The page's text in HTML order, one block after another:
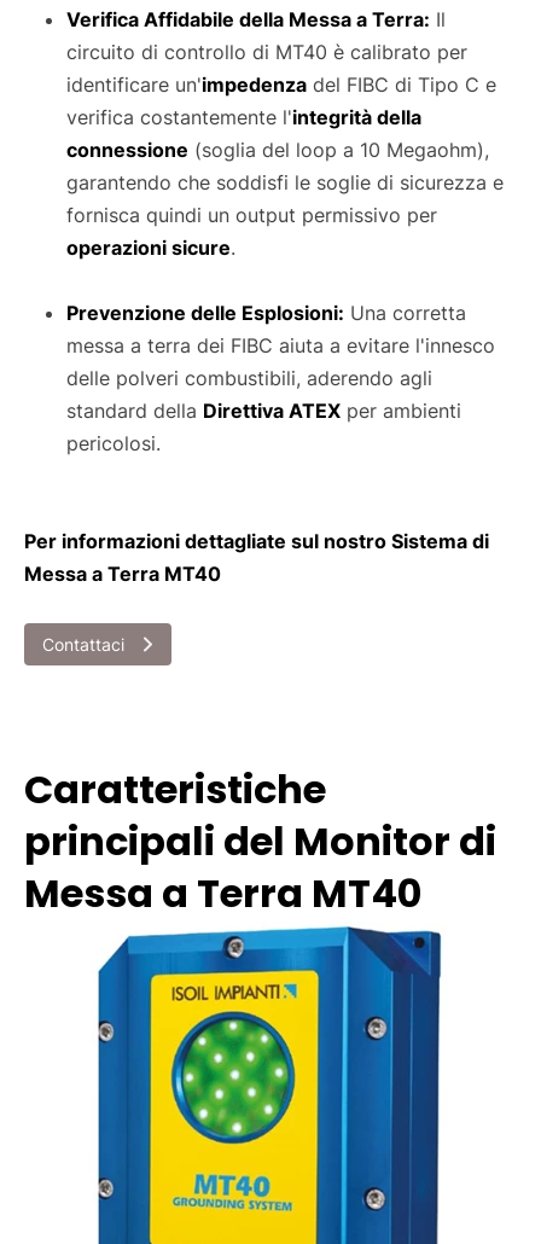
Verifica Affidabile della Messa a Terra: Il
circuito di controllo di MT40 è calibrato per
identificare un'impedenza del FIBC di Tipo C e
verifica costantemente l'integrità della
connessione (soglia del loop a 10 Megaohm),
garantendo che soddisfi le soglie di sicurezza e
fornisca quindi un output permissivo per
operazioni sicure.
Prevenzione delle Esplosioni: Una corretta
messa a terra dei FIBC aiuta a evitare l'innesco
delle polveri combustibili, aderendo agli
standard della Direttiva ATEX per ambienti
pericolosi.
Per informazioni dettagliate sul nostro Sistema di
Messa a Terra MT40
Contattaci
Caratteristiche
principali del Monitor di
Messa a Terra MT40